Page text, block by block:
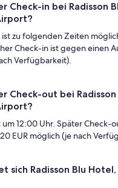
Check-in bei Radisson
zu folgenden Zeiten
Check-in ist gegen einen
Verfügbarkeit).
Check-out bei
12:00 Uhr. Später Check-
EUR möglich (je nach
sich Radisson Blu